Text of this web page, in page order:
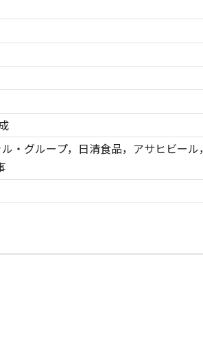
・グループ，日清食品，アサヒビール，